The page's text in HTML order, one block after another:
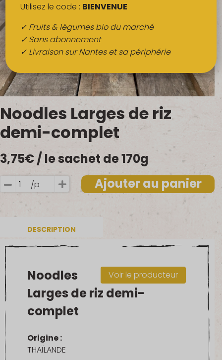
Épicerie sucrée
Épices
Boissons
QUI SOMMES-NOUS ?
FRUITS BIO AU BUREAU
NOS PRODUCTEURS
NOS MARCHÉS
Noodles Larges de riz
demi-complet
3,75€/ le sachet de 170g
quantité
Noodles
riz
demi-
complet
/p Ajouter au panier
DESCRIPTION
Voir le producteur
Noodles
Larges de riz demi-
complet
Origine :
THAÏLANDE
Utilisez le code : BIENVENUE
✓ Fruits & légumes bio du marché
✓ Sans abonnement
✓ Livraison sur Nantes et sa périphérie